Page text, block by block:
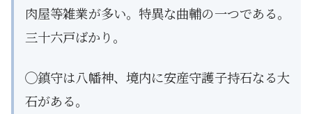
肉屋等雑業が多い。特異な曲輔の一つである。
三十六戸ばかり。
◯鎮守は八幡神、境内に安産守護子持石なる大
石がある。